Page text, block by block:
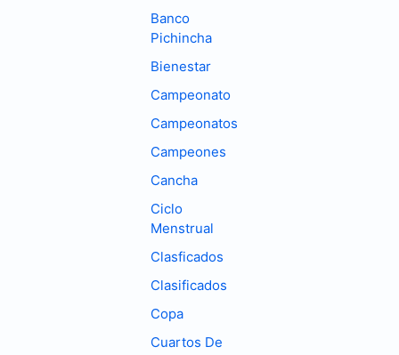
Banco
Pichincha
Bienestar
Campeonato
Campeonatos
Campeones
Cancha
Ciclo
Menstrual
Clasficados
Clasificados
Copa
Cuartos De